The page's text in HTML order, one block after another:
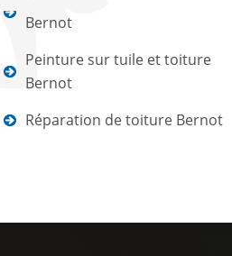
Bernot
Peinture sur tuile et toiture
Bernot
Réparation de toiture Bernot